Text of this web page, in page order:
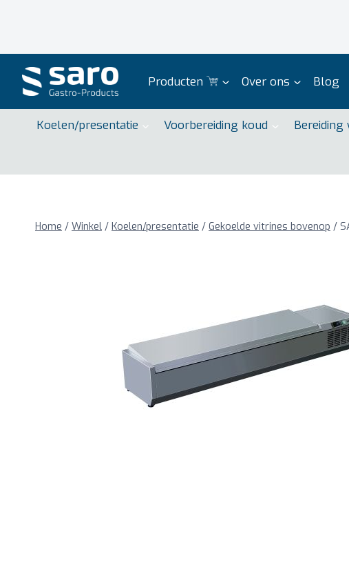
Producten Over ons Blog
Koelen/presentatie Voorbereiding koud Bereiding
Home / Winkel / Koelen/presentatie / Gekoelde vitrines bovenop /